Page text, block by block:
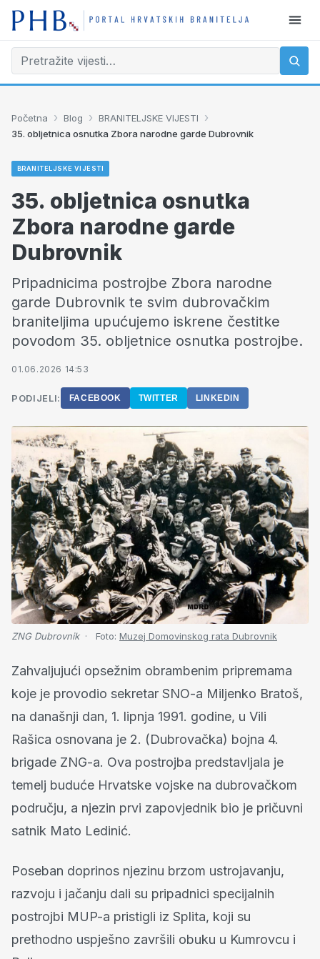
Početna › Blog › BRANITELJSKE VIJESTI ›
35. obljetnica osnutka Zbora narodne garde Dubrovnik
BRANITELJSKE VIJESTI
35. obljetnica osnutka
Zbora narodne garde
Dubrovnik
Pripadnicima postrojbe Zbora narodne
garde Dubrovnik te svim dubrovačkim
braniteljima upućujemo iskrene čestitke
povodom 35. obljetnice osnutka postrojbe.
01.06.2026 14:53
PODIJELI: FACEBOOK TWITTER LINKEDIN
ZNG Dubrovnik Foto: Muzej Domovinskog rata Dubrovnik
Zahvaljujući opsežnim obrambenim pripremama
koje je provodio sekretar SNO-a Miljenko Bratoš,
na današnji dan, 1. lipnja 1991. godine, u Vili
Rašica osnovana je 2. (Dubrovačka) bojna 4.
brigade ZNG-a. Ova postrojba predstavljala je
temelj buduće Hrvatske vojske na dubrovačkom
području, a njezin prvi zapovjednik bio je pričuvni
satnik Mato Ledinić.
Poseban doprinos njezinu brzom ustrojavanju,
razvoju i jačanju dali su pripadnici specijalnih
postrojbi MUP-a pristigli iz Splita, koji su
prethodno uspješno završili obuku u Kumrovcu i